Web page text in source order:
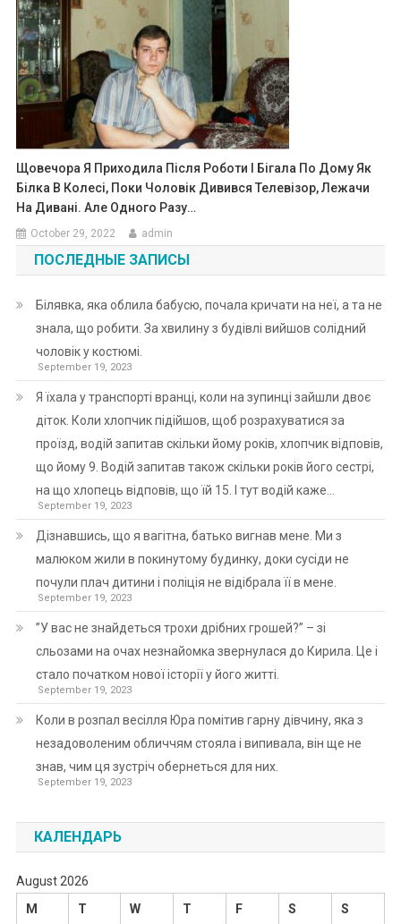
Щовечора Я Приходила Після Роботи І Бігала По Дому Як
Білка В Колесі, Поки Чоловік Дивився Телевізор, Лежачи
На Дивані. Але Одного Разу…
October 29, 2022 admin
ПОСЛЕДНЫЕ ЗАПИСЫ
Білявка, яка облила бабусю, почала кричати на неї, а та не
знала, що робити. За хвилину з будівлі вийшов солідний
чоловік у костюмі.
September 19, 2023
Я їхала у транспорті вранці, коли на зупинці зайшли двоє
діток. Коли хлопчик підійшов, щоб розрахуватися за
проїзд, водій запитав скільки йому років, хлопчик відповів,
що йому 9. Водій запитав також скільки років його сестрі,
на що хлопець відповів, що їй 15. І тут водій каже…
September 19, 2023
Дізнавшись, що я вагітна, батько вигнав мене. Ми з
малюком жили в покинутому будинку, доки сусіди не
почули плач дитини і поліція не відібрала її в мене.
September 19, 2023
”У вас не знайдеться трохи дрібних грошей?” – зі
сльозами на очах незнайомка звернулася до Кирила. Це і
стало початком нової історії у його житті.
September 19, 2023
Коли в розпал весілля Юра помітив гарну дівчину, яка з
незадоволеним обличчям стояла і випивала, він ще не
знав, чим ця зустріч обернеться для них.
September 19, 2023
КАЛЕНДАРЬ
August 2026
M
T W T F S S